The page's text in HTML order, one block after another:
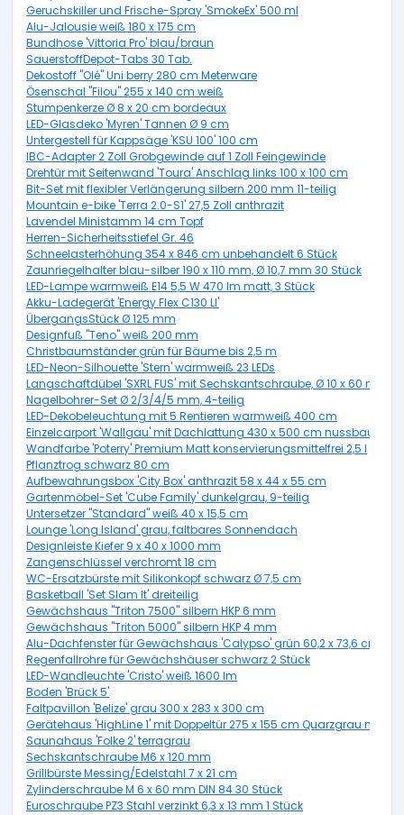
Geruchskiller und Frische-Spray 'SmokeEx' 500 ml
Alu-Jalousie weiß 180 x 175 cm
Bundhose 'Vittoria Pro' blau/braun
SauerstoffDepot-Tabs 30 Tab.
Dekostoff "Olé" Uni berry 280 cm Meterware
Ösenschal "Filou" 255 x 140 cm weiß
Stumpenkerze Ø 8 x 20 cm bordeaux
LED-Glasdeko 'Myren' Tannen Ø 9 cm
Untergestell für Kappsäge 'KSU 100' 100 cm
IBC-Adapter 2 Zoll Grobgewinde auf 1 Zoll Feingewinde
Drehtür mit Seitenwand 'Toura' Anschlag links 100 x 100 cm
Bit-Set mit flexibler Verlängerung silbern 200 mm 11-teilig
Mountain e-bike 'Terra 2.0-S1' 27,5 Zoll anthrazit
Lavendel Ministamm 14 cm Topf
Herren-Sicherheitsstiefel Gr. 46
Schneelasterhöhung 354 x 846 cm unbehandelt 6 Stück
Zaunriegelhalter blau-silber 190 x 110 mm, Ø 10,7 mm 30 Stück
LED-Lampe warmweiß E14 5,5 W 470 lm matt, 3 Stück
Akku-Ladegerät 'Energy Flex C130 LI'
ÜbergangsStück Ø 125 mm
Designfuß "Teno" weiß 200 mm
Christbaumständer grün für Bäume bis 2,5 m
LED-Neon-Silhouette 'Stern' warmweiß 23 LEDs
Langschaftdübel 'SXRL FUS' mit Sechskantschraube, Ø 10 x 60 mm,
Nagelbohrer-Set Ø 2/3/4/5 mm, 4-teilig
LED-Dekobeleuchtung mit 5 Rentieren warmweiß 400 cm
Einzelcarport 'Wallgau' mit Dachlattung 430 x 500 cm nussbaum
Wandfarbe 'Poterry' Premium Matt konservierungsmittelfrei 2,5 l
Pflanztrog schwarz 80 cm
Aufbewahrungsbox 'City Box' anthrazit 58 x 44 x 55 cm
Gartenmöbel-Set 'Cube Family' dunkelgrau, 9-teilig
Untersetzer "Standard" weiß 40 x 15,5 cm
Lounge 'Long Island' grau, faltbares Sonnendach
Designleiste Kiefer 9 x 40 x 1000 mm
Zangenschlüssel verchromt 18 cm
WC-Ersatzbürste mit Silikonkopf schwarz Ø 7,5 cm
Basketball 'Set Slam It' dreiteilig
Gewächshaus "Triton 7500" silbern HKP 6 mm
Gewächshaus "Triton 5000" silbern HKP 4 mm
Alu-Dachfenster für Gewächshaus 'Calypso' grün 60,2 x 73,6 cm
Regenfallrohre für Gewächshäuser schwarz 2 Stück
LED-Wandleuchte 'Cristo' weiß 1600 lm
Boden 'Brück 5'
Faltpavillon 'Belize' grau 300 x 283 x 300 cm
Gerätehaus 'HighLine 1' mit Doppeltür 275 x 155 cm Quarzgrau
Saunahaus 'Folke 2' terragrau
Sechskantschraube M6 x 120 mm
Grillbürste Messing/Edelstahl 7 x 21 cm
Zylinderschraube M 6 x 60 mm DIN 84 30 Stück
Euroschraube PZ3 Stahl verzinkt 6,3 x 13 mm 1 Stück